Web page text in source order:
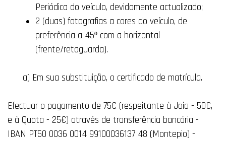
Periódica do veículo, devidamente actualizado;
2 (duas) fotografias a cores do veículo, de
preferência a 45º com a horizontal
(frente/retaguarda).
a) Em sua substituição, o certificado de matrícula.
Efectuar o pagamento de 75€ (respeitante à Joia - 50€,
e à Quota - 25€) através de transferência bancária -
IBAN PT50 0036 0014 99100036137 48 (Montepio) -